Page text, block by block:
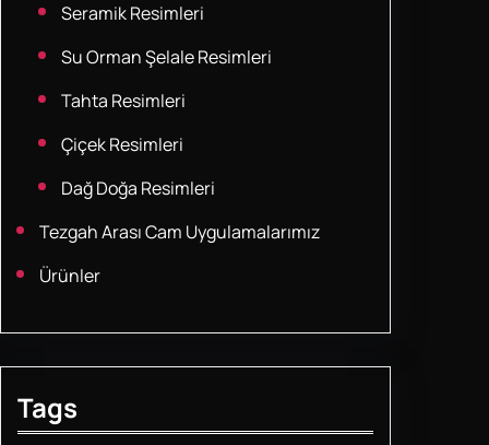
Seramik Resimleri
Su Orman Şelale Resimleri
Tahta Resimleri
Çiçek Resimleri
Dağ Doğa Resimleri
Tezgah Arası Cam Uygulamalarımız
Ürünler
Tags